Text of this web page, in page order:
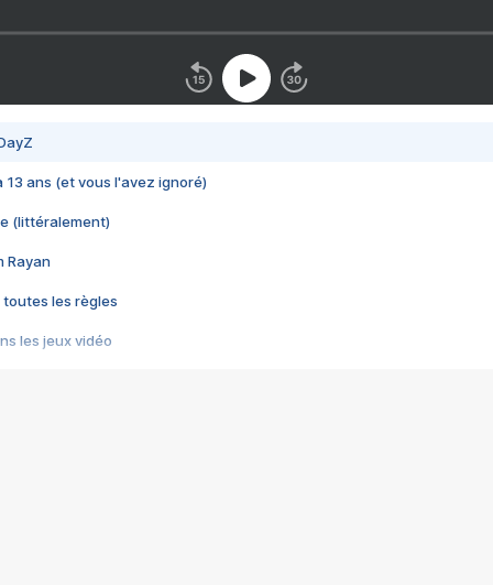
13 ans (et vous l'avez ignoré)
(littéralement)
Rayan
toutes les règles
les jeux vidéo